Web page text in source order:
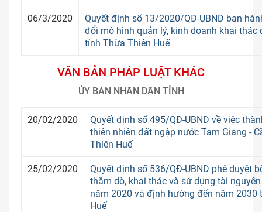
06/3/2020
Quyết định số 13/2020/QĐ-UBND ban
đổi mô hình quản lý, kinh doanh khai thác
tỉnh Thừa Thiên Huế
VĂN BẢN PHÁP LUẬT KHÁC
ỦY BAN NHÂN DÂN TỈNH
20/02/2020
Quyết định số 495/QĐ-UBND về việc
thiên nhiên đất ngập nước Tam Giang -
Thiên Huế
25/02/2020
Quyết định số 536/QĐ-UBND phê duyệt
thăm dò, khai thác và sử dụng tài
năm 2020 và định hướng đến năm 2030
Huế